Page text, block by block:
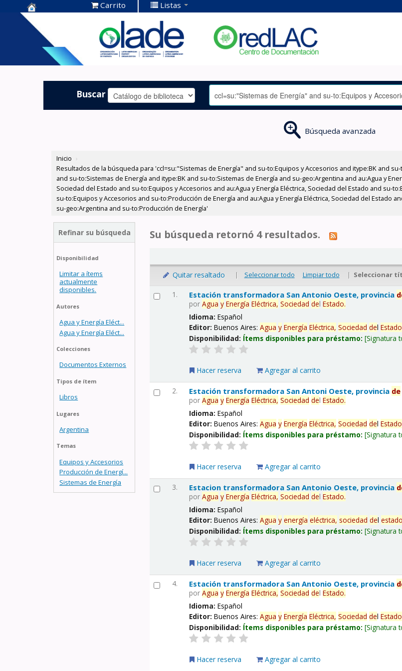
Centro de
Documentación
OLADE -
Carrito Listas
Buscar
Búsqueda avanzada
Inicio ›
Resultados de la búsqueda para 'ccl=su:"Sistemas de Energía" and su-to:Equipos y Accesorios and itype:BK and su-
and su-to:Sistemas de Energía and itype:BK and su-to:Sistemas de Energía and su-geo:Argentina and au:Agua y
Sociedad del Estado and su-to:Equipos y Accesorios and au:Agua y Energía Eléctrica, Sociedad del Estado and su-
su-to:Equipos y Accesorios and su-to:Producción de Energía and au:Agua y Energía Eléctrica, Sociedad del Estado
su-geo:Argentina and su-to:Producción de Energía'
Refinar su búsqueda
Disponibilidad
Limitar a ítems
actualmente
disponibles.
Autores
Agua y Energía Eléct...
Agua y Energía Eléct...
Colecciones
Documentos Externos
Tipos de ítem
Libros
Lugares
Argentina
Temas
Equipos y Accesorios
Producción de Energí...
Sistemas de Energía
Su búsqueda retornó 4 resultados.
Quitar resaltado | Seleccionar todo Limpiar todo | Seleccionar
1. Estación transformadora San Antonio Oeste, provincia
porAgua y Energía Eléctrica, Sociedad delEstado.
Idioma:Español
Editor:Buenos Aires:Agua y Energía Eléctrica, Sociedad delEstado
Disponibilidad: Ítems disponibles para préstamo: Signatura
Hacer reserva Agregar al carrito
2. Estación transformadora San Antoni Oeste, provincia de
porAgua y Energía Eléctrica, Sociedad delEstado.
Idioma:Español
Editor:Buenos Aires:Agua y Energía Eléctrica, Sociedad delEstado
Disponibilidad: Ítems disponibles para préstamo: Signatura
Hacer reserva Agregar al carrito
3. Estacion transformadora San Antonio Oeste, provincia
porAgua y Energía Eléctrica, Sociedad delEstado.
Idioma:Español
Editor:Buenos Aires:Agua y energía eléctrica, sociedad delestado
Disponibilidad: Ítems disponibles para préstamo: Signatura
Hacer reserva Agregar al carrito
4. Estación transformadora San Antonio Oeste, provincia
porAgua y Energía Eléctrica, Sociedad delEstado.
Idioma:Español
Editor:Buenos Aires:Agua y Energía Eléctrica, Sociedad delEstado
Disponibilidad: Ítems disponibles para préstamo: Signatura
Hacer reserva Agregar al carrito